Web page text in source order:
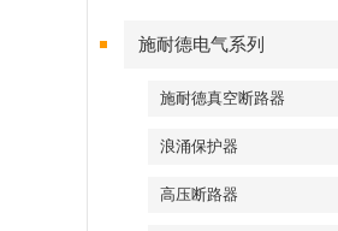
施耐德电气系列
施耐德真空断路器
浪涌保护器
高压断路器